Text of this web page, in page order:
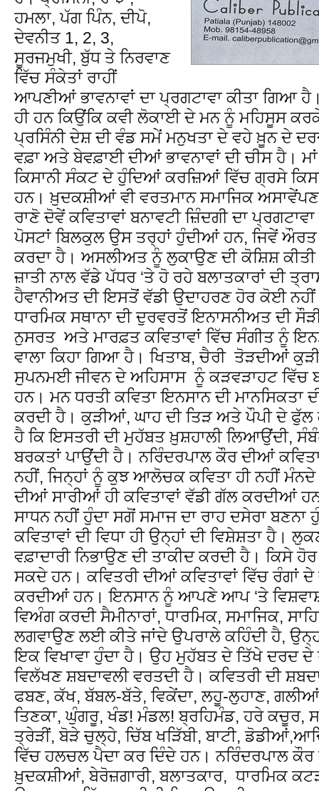
ਹਮਲਾ, ਪੱਗ ਪਿੰਨ, ਦੀਪੋ,
ਦੇਵਨੀਤ 1, 2, 3,
ਸੂਰਜਮੁਖੀ, ਬੁੱਧ ਤੇ ਨਿਰਵਾਣ
ਵਿੱਚ ਸੰਕੇਤਾਂ ਰਾਹੀਂ
ਆਪਣੀਆਂ ਭਾਵਨਾਵਾਂ ਦਾ ਪ੍ਰਗਟਾਵਾ ਕੀਤਾ ਗਿਆ
ਹੀ ਹਨ ਕਿਉਂਕਿ ਕਵੀ ਲੋਕਾਈ ਦੇ ਮਨ ਨੂੰ ਮਹਿਸੂਸ
ਪ੍ਰਸਿੰਨੀ ਦੇਸ਼ ਦੀ ਵੰਡ ਸਮੇਂ ਮਨੁਖਤਾ ਦੇ ਵਹੇ ਖ਼ੂਨ ਦੇ
ਵਫ਼ਾ ਅਤੇ ਬੇਵਫ਼ਾਈ ਦੀਆਂ ਭਾਵਨਾਵਾਂ ਦੀ ਚੀਸ ਹੈ।
ਕਿਸਾਨੀ ਸੰਕਟ ਦੇ ਹੁੰਦਿਆਂ ਕਰਜ਼ਿਆਂ ਵਿੱਚ ਗ੍ਰਸੇ
ਹਨ। ਖ਼ੁਦਕਸ਼ੀਆਂ ਵੀ ਵਰਤਮਾਨ ਸਮਾਜਿਕ
ਰਾਣੋ ਦੋਵੇਂ ਕਵਿਤਾਵਾਂ ਬਨਾਵਟੀ ਜ਼ਿੰਦਗੀ ਦਾ
ਪੋਸਟਾਂ ਬਿਲਕੁਲ ਉਸ ਤਰ੍ਹਾਂ ਹੁੰਦੀਆਂ ਹਨ, ਜਿਵੇਂ
ਕਰਦਾ ਹੈ। ਅਸਲੀਅਤ ਨੂੰ ਲੁਕਾਉਣ ਦੀ ਕੋਸ਼ਿਸ਼
ਜ਼ਾਤੀ ਨਾਲ ਵੱਡੇ ਪੱਧਰ ‘ਤੇ ਹੋ ਰਹੇ ਬਲਾਤਕਾਰਾਂ ਦੀ
ਹੈਵਾਨੀਅਤ ਦੀ ਇਸਤੋਂ ਵੱਡੀ ਉਦਾਹਰਣ ਹੋਰ ਕੋਈ
ਧਾਰਮਿਕ ਸਥਾਨਾ ਦੀ ਦੁਰਵਰਤੋਂ ਇਨਾਸਨੀਅਤ ਦੀ
ਨੁਸਰਤ ਅਤੇ ਮਾਰਫ਼ਤ ਕਵਿਤਾਵਾਂ ਵਿੱਚ ਸੰਗੀਤ ਨੂੰ
ਵਾਲਾ ਕਿਹਾ ਗਿਆ ਹੈ। ਖਿਤਾਬ, ਚੈਰੀ ਤੋੜਦੀਆਂ
ਸੁਪਨਮਈ ਜੀਵਨ ਦੇ ਅਹਿਸਾਸ ਨੂੰ ਕੜਵੜਾਹਟ ਵਿੱਚ
ਹਨ। ਮਨ ਧਰਤੀ ਕਵਿਤਾ ਇਨਸਾਨ ਦੀ ਮਾਨਸਿਕਤਾ
ਕਰਦੀ ਹੈ। ਕੁੜੀਆਂ, ਘਾਹ ਦੀ ਤਿੜ ਅਤੇ ਪੌਪੀ ਦੇ ਫੁੱਲ
ਹੈ ਕਿ ਇਸਤਰੀ ਦੀ ਮੁਹੱਬਤ ਖ਼ੁਸ਼ਹਾਲੀ ਲਿਆਉਂਦੀ,
ਬਰਕਤਾਂ ਪਾਉਂਦੀ ਹੈ। ਨਰਿੰਦਰਪਾਲ ਕੌਰ ਦੀਆਂ
ਨਹੀਂ, ਜਿਨ੍ਹਾਂ ਨੂੰ ਕੁਝ ਆਲੋਚਕ ਕਵਿਤਾ ਹੀ ਨਹੀਂ
ਦੀਆਂ ਸਾਰੀਆਂ ਹੀ ਕਵਿਤਾਵਾਂ ਵੱਡੀ ਗੱਲ ਕਰਦੀਆਂ
ਸਾਧਨ ਨਹੀਂ ਹੁੰਦਾ ਸਗੋਂ ਸਮਾਜ ਦਾ ਰਾਹ ਦਸੇਰਾ
ਕਵਿਤਾਵਾਂ ਦੀ ਵਿਧਾ ਹੀ ਉਨ੍ਹਾਂ ਦੀ ਵਿਸ਼ੇਸ਼ਤਾ ਹੈ।
ਵਫ਼ਾਦਾਰੀ ਨਿਭਾਉਣ ਦੀ ਤਾਕੀਦ ਕਰਦੀ ਹੈ। ਕਿਸੇ
ਸਕਦੇ ਹਨ। ਕਵਿਤਰੀ ਦੀਆਂ ਕਵਿਤਾਵਾਂ ਵਿੱਚ ਰੰਗਾਂ
ਕਰਦੀਆਂ ਹਨ। ਇਨਸਾਨ ਨੂੰ ਆਪਣੇ ਆਪ ‘ਤੇ ਵਿਸ਼ਵਾਸ਼
ਵਿਅੰਗ ਕਰਦੀ ਸੈਮੀਨਾਰਾਂ, ਧਾਰਮਿਕ, ਸਮਾਜਿਕ,
ਲਗਵਾਉਣ ਲਈ ਕੀਤੇ ਜਾਂਦੇ ਉਪਰਾਲੇ ਕਹਿੰਦੀ ਹੈ,
ਇਕ ਵਿਖਾਵਾ ਹੁੰਦਾ ਹੈ। ਉਹ ਮੁਹੱਬਤ ਦੇ ਤਿੱਖੇ ਦਰਦ
ਵਿਲੱਖਣ ਸ਼ਬਦਾਵਲੀ ਵਰਤਦੀ ਹੈ। ਕਵਿਤਰੀ ਦੀ
ਫਬਣ, ਕੱਖ, ਬੱਬਲ-ਬੱਤੇ, ਵਿਕੇਂਦਾ, ਲਹੂ-ਲੁਹਾਣ,
ਤਿਣਕਾ, ਘੁੰਗਰੂ, ਖੰਡ! ਮੰਡਲ! ਬ੍ਰਹਿਮੰਡ, ਹਰੇ ਕਚੂਰ,
ਤ੍ਰੇੜੀਂ, ਬੋੜੇ ਚੁਲ੍ਹੇ, ਚਿੱਬ ਖੜਿੱਬੀ, ਬਾਟੀ,
ਵਿੱਚ ਹਲਚਲ ਪੈਦਾ ਕਰ ਦਿੰਦੇ ਹਨ। ਨਰਿੰਦਰਪਾਲ ਕੌਰ
ਖ਼ੁਦਕਸ਼ੀਆਂ, ਬੇਰੋਜ਼ਗਾਰੀ, ਬਲਾਤਕਾਰ, ਧਾਰਮਿਕ